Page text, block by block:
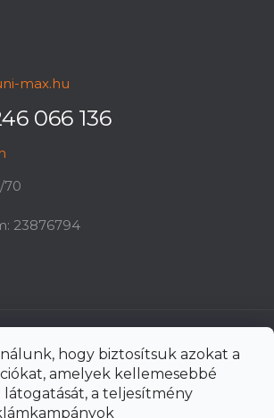
hogy biztosítsuk azokat a
amelyek kellemesebbé
látogatását, a teljesítmény
max.hu
066 136
70
23876794